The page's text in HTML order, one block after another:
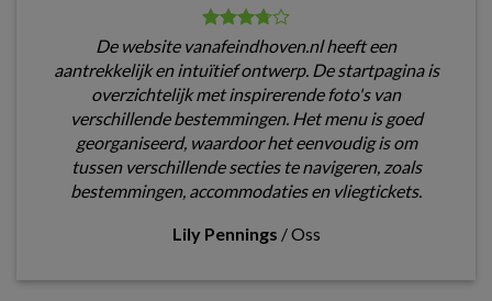
De website vanafeindhoven.nl heeft een
aantrekkelijk en intuïtief ontwerp. De startpagina is
overzichtelijk met inspirerende foto's van
verschillende bestemmingen. Het menu is goed
georganiseerd, waardoor het eenvoudig is om
tussen verschillende secties te navigeren, zoals
bestemmingen, accommodaties en vliegtickets.
Lily Pennings /Oss